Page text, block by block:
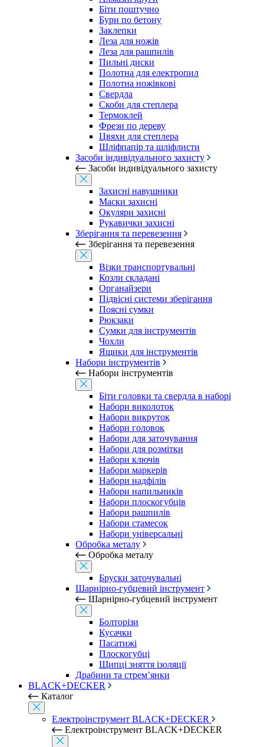
Біти поштучно
Бури по бетону
Заклепки
Леза для ножів
Леза для рашпилів
Пильні диски
Полотна для електропил
Полотна ножівкові
Свердла
Скоби для степлера
Термоклей
Фрези по дереву
Цвяхи для степлера
Шліфпапір та шліфлисти
Засоби індивідуального захисту
Засоби індивідуального захисту
Захисні навушники
Маски захисні
Окуляри захисні
Рукавички захисні
Зберігання та перевезення
Зберігання та перевезення
Візки транспортувальні
Козли складані
Органайзери
Підвісні системи зберігання
Поясні сумки
Рюкзаки
Сумки для інструментів
Чохли
Ящики для інструментів
Набори інструментів
Набори інструментів
Біти головки та свердла в наборі
Набори виколоток
Набори викруток
Набори головок
Набори для заточування
Набори для розмітки
Набори ключів
Набори маркерів
Набори надфілів
Набори напильників
Набори плоскогубців
Набори рашпилів
Набори стамесок
Набори універсальні
Обробка металу
Обробка металу
Бруски заточувальні
Шарнірно-губцевий інструмент
Шарнірно-губцевий інструмент
Болторізи
Кусачки
Пасатижі
Плоскогубці
Щипці зняття ізоляції
Драбини та стрем’янки
BLACK+DECKER
Каталог
Електроінструмент BLACK+DECKER
Електроінструмент BLACK+DECKER